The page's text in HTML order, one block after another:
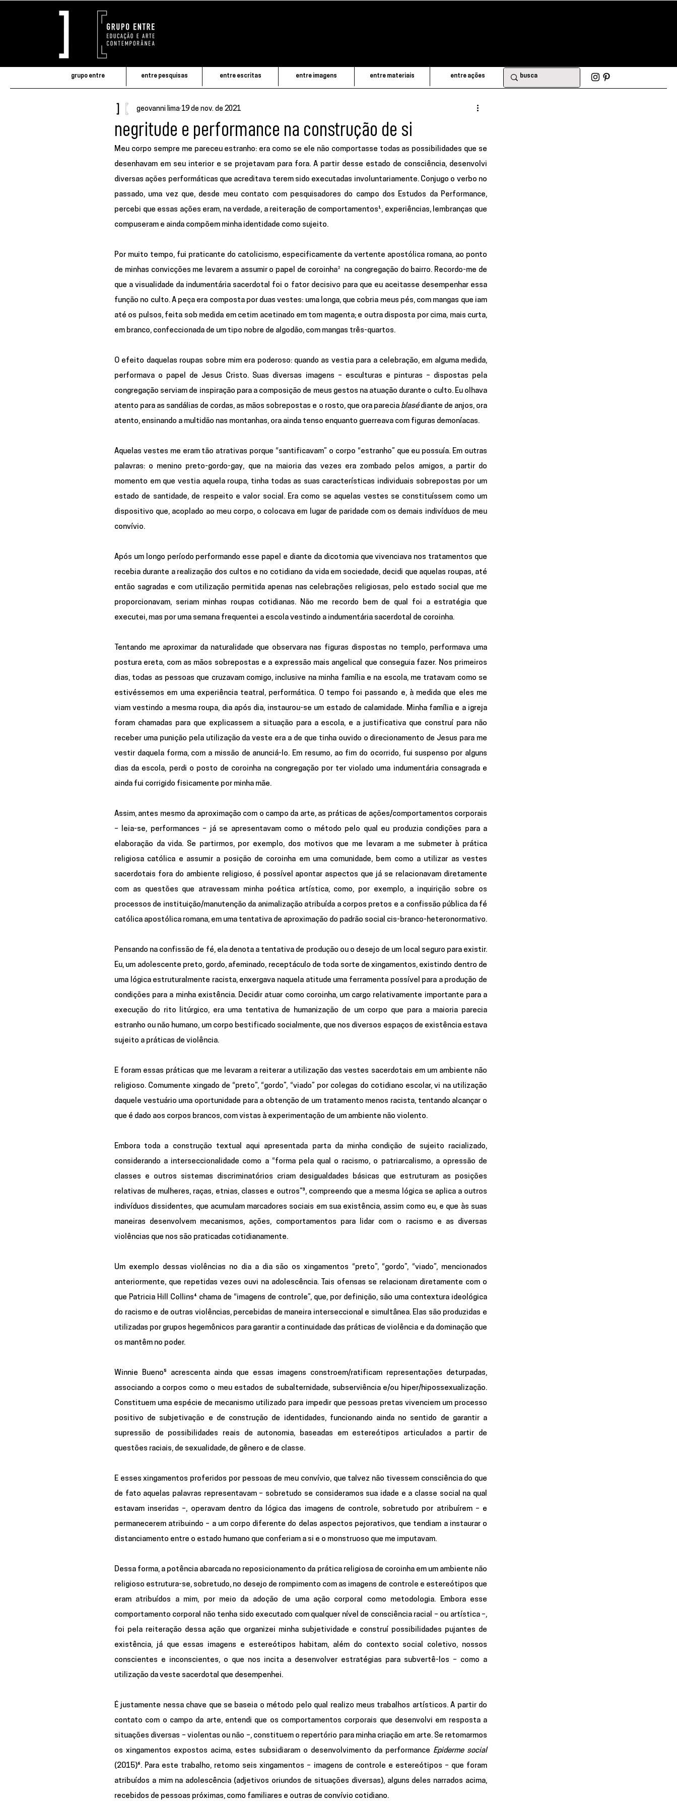
grupo entre entre pesquisas entre escritas entre imagens entre materiais entre ações
negritude e performance na construção de si
geovanni lima 19 de nov. de 2021
Meu corpo sempre me pareceu estranho: era como se ele não comportasse todas as possibilidades que se
desenhavam em seu interior e se projetavam para fora. A partir desse estado de consciência, desenvolvi
diversas ações performáticas que acreditava terem sido executadas involuntariamente. Conjugo o verbo no
passado, uma vez que, desde meu contato com pesquisadores do campo dos Estudos da Performance,
percebi que essas ações eram, na verdade, a reiteração de comportamentos¹, experiências, lembranças que
compuseram e ainda compõem minha identidade como sujeito.
Por muito tempo, fui praticante do catolicismo, especificamente da vertente apostólica romana, ao ponto
de minhas convicções me levarem a assumir o papel de coroinha² na congregação do bairro. Recordo-me de
que a visualidade da indumentária sacerdotal foi o fator decisivo para que eu aceitasse desempenhar essa
função no culto. A peça era composta por duas vestes: uma longa, que cobria meus pés, com mangas que iam
até os pulsos, feita sob medida em cetim acetinado em tom magenta; e outra disposta por cima, mais curta,
em branco, confeccionada de um tipo nobre de algodão, com mangas três-quartos.
O efeito daquelas roupas sobre mim era poderoso: quando as vestia para a celebração, em alguma medida,
performava o papel de Jesus Cristo. Suas diversas imagens – esculturas e pinturas – dispostas pela
congregação serviam de inspiração para a composição de meus gestos na atuação durante o culto. Eu olhava
atento para as sandálias de cordas, as mãos sobrepostas e o rosto, que ora parecia blasé diante de anjos, ora
atento, ensinando a multidão nas montanhas, ora ainda tenso enquanto guerreava com figuras demoníacas.
Aquelas vestes me eram tão atrativas porque “santificavam” o corpo “estranho” que eu possuía. Em outras
palavras: o menino preto-gordo-gay, que na maioria das vezes era zombado pelos amigos, a partir do
momento em que vestia aquela roupa, tinha todas as suas características individuais sobrepostas por um
estado de santidade, de respeito e valor social. Era como se aquelas vestes se constituíssem como um
dispositivo que, acoplado ao meu corpo, o colocava em lugar de paridade com os demais indivíduos de meu
convívio.
Após um longo período performando esse papel e diante da dicotomia que vivenciava nos tratamentos que
recebia durante a realização dos cultos e no cotidiano da vida em sociedade, decidi que aquelas roupas, até
então sagradas e com utilização permitida apenas nas celebrações religiosas, pelo estado social que me
proporcionavam, seriam minhas roupas cotidianas. Não me recordo bem de qual foi a estratégia que
executei, mas por uma semana frequentei a escola vestindo a indumentária sacerdotal de coroinha.
Tentando me aproximar da naturalidade que observara nas figuras dispostas no templo, performava uma
postura ereta, com as mãos sobrepostas e a expressão mais angelical que conseguia fazer. Nos primeiros
dias, todas as pessoas que cruzavam comigo, inclusive na minha família e na escola, me tratavam como se
estivéssemos em uma experiência teatral, performática. O tempo foi passando e, à medida que eles me
viam vestindo a mesma roupa, dia após dia, instaurou-se um estado de calamidade. Minha família e a igreja
foram chamadas para que explicassem a situação para a escola, e a justificativa que construí para não
receber uma punição pela utilização da veste era a de que tinha ouvido o direcionamento de Jesus para me
vestir daquela forma, com a missão de anunciá-lo. Em resumo, ao fim do ocorrido, fui suspenso por alguns
dias da escola, perdi o posto de coroinha na congregação por ter violado uma indumentária consagrada e
ainda fui corrigido fisicamente por minha mãe.
Assim, antes mesmo da aproximação com o campo da arte, as práticas de ações/comportamentos corporais
– leia-se, performances – já se apresentavam como o método pelo qual eu produzia condições para a
elaboração da vida. Se partirmos, por exemplo, dos motivos que me levaram a me submeter à prática
religiosa católica e assumir a posição de coroinha em uma comunidade, bem como a utilizar as vestes
sacerdotais fora do ambiente religioso, é possível apontar aspectos que já se relacionavam diretamente
com as questões que atravessam minha poética artística, como, por exemplo, a inquirição sobre os
processos de instituição/manutenção da animalização atribuída a corpos pretos e a confissão pública da fé
Pensando na confissão de fé, ela denota a tentativa de produção ou o desejo de um local seguro para existir.
Eu, um adolescente preto, gordo, afeminado, receptáculo de toda sorte de xingamentos, existindo dentro de
uma lógica estruturalmente racista, enxergava naquela atitude uma ferramenta possível para a produção de
condições para a minha existência. Decidir atuar como coroinha, um cargo relativamente importante para a
execução do rito litúrgico, era uma tentativa de humanização de um corpo que para a maioria parecia
estranho ou não humano, um corpo bestificado socialmente, que nos diversos espaços de existência estava
sujeito a práticas de violência.
E foram essas práticas que me levaram a reiterar a utilização das vestes sacerdotais em um ambiente não
religioso. Comumente xingado de “preto”, “gordo”, “viado” por colegas do cotidiano escolar, vi na utilização
daquele vestuário uma oportunidade para a obtenção de um tratamento menos racista, tentando alcançar o
que é dado aos corpos brancos, com vistas à experimentação de um ambiente não violento.
Embora toda a construção textual aqui apresentada parta da minha condição de sujeito racializado,
considerando a interseccionalidade como a “forma pela qual o racismo, o patriarcalismo, a opressão de
classes e outros sistemas discriminatórios criam desigualdades básicas que estruturam as posições
relativas de mulheres, raças, etnias, classes e outros”³, compreendo que a mesma lógica se aplica a outros
indivíduos dissidentes, que acumulam marcadores sociais em sua existência, assim como eu, e que às suas
maneiras desenvolvem mecanismos, ações, comportamentos para lidar com o racismo e as diversas
violências que nos são praticadas cotidianamente.
Um exemplo dessas violências no dia a dia são os xingamentos “preto”, “gordo”, “viado”, mencionados
anteriormente, que repetidas vezes ouvi na adolescência. Tais ofensas se relacionam diretamente com o
que Patricia Hill Collins⁴ chama de “imagens de controle”, que, por definição, são uma contextura ideológica
do racismo e de outras violências, percebidas de maneira interseccional e simultânea. Elas são produzidas e
utilizadas por grupos hegemônicos para garantir a continuidade das práticas de violência e da dominação que
os mantêm no poder.
Winnie Bueno⁵ acrescenta ainda que essas imagens constroem/ratificam representações deturpadas,
associando a corpos como o meu estados de subalternidade, subserviência e/ou hiper/hipossexualização.
Constituem uma espécie de mecanismo utilizado para impedir que pessoas pretas vivenciem um processo
positivo de subjetivação e de construção de identidades, funcionando ainda no sentido de garantir a
supressão de possibilidades reais de autonomia, baseadas em estereótipos articulados a partir de
questões raciais, de sexualidade, de gênero e de classe.
E esses xingamentos proferidos por pessoas de meu convívio, que talvez não tivessem consciência do que
de fato aquelas palavras representavam – sobretudo se consideramos sua idade e a classe social na qual
estavam inseridas –, operavam dentro da lógica das imagens de controle, sobretudo por atribuírem – e
permanecerem atribuindo – a um corpo diferente do delas aspectos pejorativos, que tendiam a instaurar o
distanciamento entre o estado humano que conferiam a si e o monstruoso que me imputavam.
Dessa forma, a potência abarcada no reposicionamento da prática religiosa de coroinha em um ambiente não
religioso estrutura-se, sobretudo, no desejo de rompimento com as imagens de controle e estereótipos que
eram atribuídos a mim, por meio da adoção de uma ação corporal como metodologia. Embora esse
comportamento corporal não tenha sido executado com qualquer nível de consciência racial – ou artística –,
foi pela reiteração dessa ação que organizei minha subjetividade e construí possibilidades pujantes de
existência, já que essas imagens e estereótipos habitam, além do contexto social coletivo, nossos
conscientes e inconscientes, o que nos incita a desenvolver estratégias para subvertê-los – como a
utilização da veste sacerdotal que desempenhei.
É justamente nessa chave que se baseia o método pelo qual realizo meus trabalhos artísticos. A partir do
contato com o campo da arte, entendi que os comportamentos corporais que desenvolvi em resposta a
situações diversas – violentas ou não –, constituem o repertório para minha criação em arte. Se retomarmos
os xingamentos expostos acima, estes subsidiaram o desenvolvimento da performance Epiderme social
(2015)⁶. Para este trabalho, retomo seis xingamentos – imagens de controle e estereótipos – que foram
atribuídos a mim na adolescência (adjetivos oriundos de situações diversas), alguns deles narrados acima,
recebidos de pessoas próximas, como familiares e outras de convívio cotidiano.